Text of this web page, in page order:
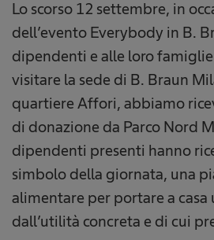
Lo scorso 12 settembre, in
dell’evento Everybody in B.
dipendenti e alle loro
visitare la sede di B. Braun
quartiere Affori, abbiamo
di donazione da Parco Nord
dipendenti presenti hanno
simbolo della giornata, una
alimentare per portare a casa
dall’utilità concreta e di cui